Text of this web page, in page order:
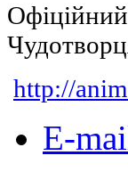
http://
E-